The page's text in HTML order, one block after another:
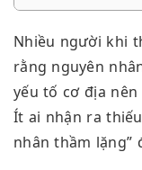
Nhiều người khi
rằng nguyên
yếu tố cơ địa
Ít ai nhận ra
nhân thầm lặng”